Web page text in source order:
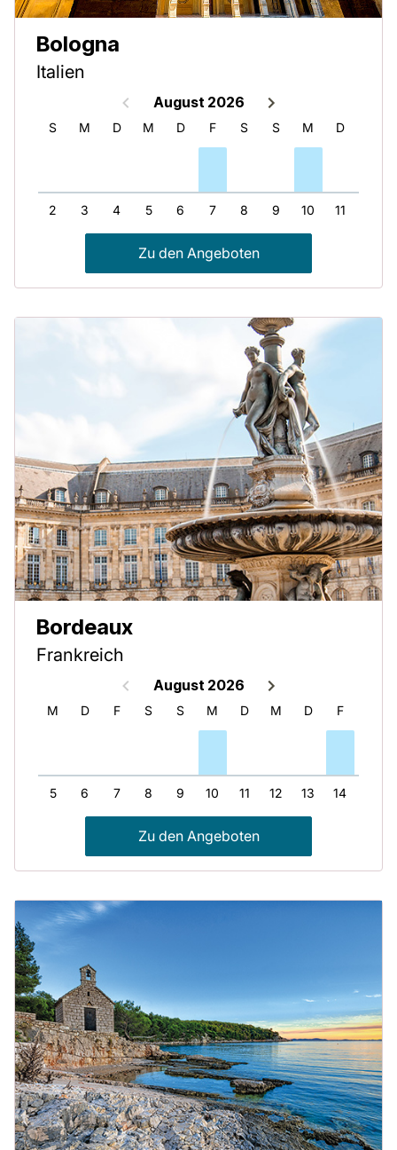
Bologna
Italien
August 2026
S
2
M
3
D
4
M
5
D
6
F
7
S
8
S
9
M
10
D
11
Zu den Angeboten
Bordeaux
Frankreich
August 2026
M
5
D
6
F
7
S
8
S
9
M
10
D
11
M
12
D
13
F
14
Zu den Angeboten